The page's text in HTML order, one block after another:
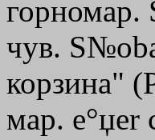
горномар.
чув.
корзина"
мар.